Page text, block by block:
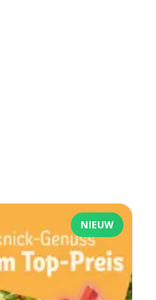
NIEUW